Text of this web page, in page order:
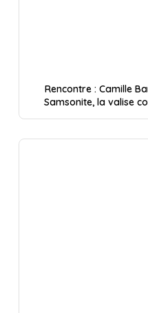
Rencontre : Camille
Samsonite, la valise